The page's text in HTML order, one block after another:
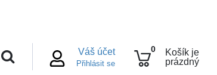
Váš účet
Přihlásit se
0
Košík je
prázdný